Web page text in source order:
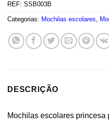
REF: SSB003B
Categorias: Mochilas escolares,
DESCRIÇÃO
Mochilas escolares princesa